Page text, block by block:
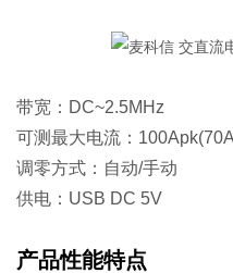
带宽：DC~2.5MHz
可测最大电流：
调零方式：自动/手动
供电：USB DC 5V
产品性能特点